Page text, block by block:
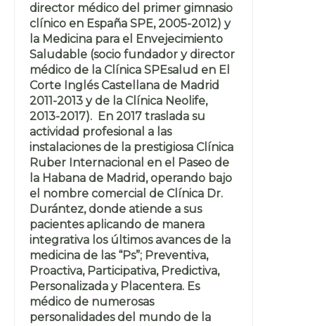
director médico del primer gimnasio
clínico en España SPE, 2005-2012) y
la Medicina para el Envejecimiento
Saludable (socio fundador y director
médico de la Clínica SPEsalud en El
Corte Inglés Castellana de Madrid
2011-2013 y de la Clínica Neolife,
2013-2017). En 2017 traslada su
actividad profesional a las
instalaciones de la prestigiosa Clínica
Ruber Internacional en el Paseo de
la Habana de Madrid, operando bajo
el nombre comercial de Clínica Dr.
Durántez, donde atiende a sus
pacientes aplicando de manera
integrativa los últimos avances de la
medicina de las “Ps”; Preventiva,
Proactiva, Participativa, Predictiva,
Personalizada y Placentera. Es
médico de numerosas
personalidades del mundo de la